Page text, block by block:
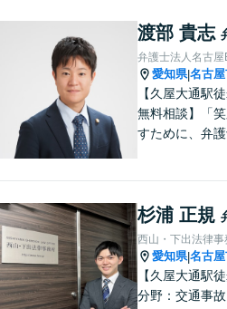
を目指します【
産分割調停や
ださい【東別
渡部 貴志
弁護士法人名古
愛知県|名古
【久屋大通駅
無料相談】「
すために、弁護
れるようリード
まずは無料相談
さい。【女性
杉浦 正規
西山・下出法律事
愛知県|名古
【久屋大通駅
分野：交通事